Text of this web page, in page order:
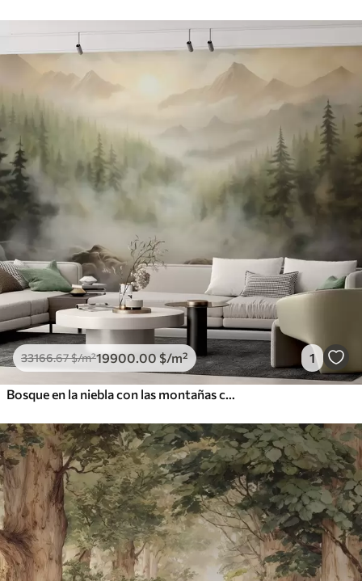
33166.67$/m²19900 .00 $/m² 1